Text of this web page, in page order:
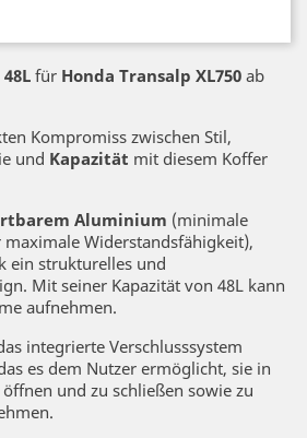
für Honda Transalp XL750 ab
Kompromiss zwischen Stil,
und Kapazität mit diesem Koffer
Aluminium (minimale
Widerstandsfähigkeit),
ein strukturelles und
Mit seiner Kapazität von 48L kann
aufnehmen.
integrierte Verschlusssystem
es dem Nutzer ermöglicht, sie in
und zu schließen sowie zu